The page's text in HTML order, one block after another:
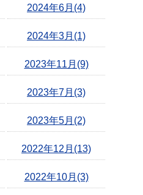
2024年6月(4)
2024年3月(1)
2023年11月(9)
2023年7月(3)
2023年5月(2)
2022年12月(13)
2022年10月(3)